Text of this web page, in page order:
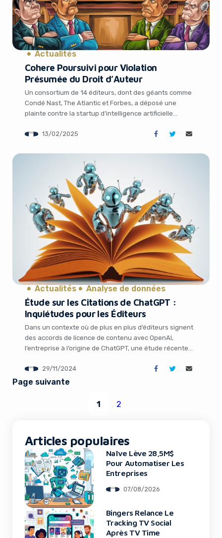
Actualités
Cohere Poursuivi pour Violation
Présumée du Droit d’Auteur
Un consortium de 14 éditeurs, dont des géants comme
Condé Nast, The Atlantic et Forbes, a déposé une
plainte contre la startup d’intelligence artificielle
systématique » du droit d’auteur. Cette action en justice
visant les entreprises d’IA pour des allégations
13/02/2025
Actualités Analyse de données
Étude sur les Citations de ChatGPT :
Inquiétudes pour les Éditeurs
Dans un contexte où de plus en plus d’éditeurs signent
des accords de licence de contenu avec OpenAI,
l’entreprise à l’origine de ChatGPT, une étude récente
sérieuses questions. Selon les chercheurs, malgré ces
partenariats, les éditeurs restent à la merci de la
29/11/2024
1 2
Page suivante
Articles populaires
Naïve Lève 28,5M$
Pour Automatiser Les
Entreprises
07/08/2026
Bingers Relance Le
Tracking TV Social
Après TV Time
Yes, I will turn off Ad-Blocker
No Thanks